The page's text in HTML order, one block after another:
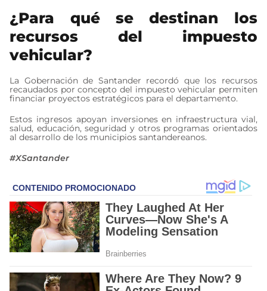
¿Para qué se destinan los
recursos del impuesto
vehicular?
La Gobernación de Santander recordó que los recursos
recaudados por concepto del impuesto vehicular permiten
financiar proyectos estratégicos para el departamento.
Estos ingresos apoyan inversiones en infraestructura vial,
salud, educación, seguridad y otros programas orientados
al desarrollo de los municipios santandereanos.
#XSantander